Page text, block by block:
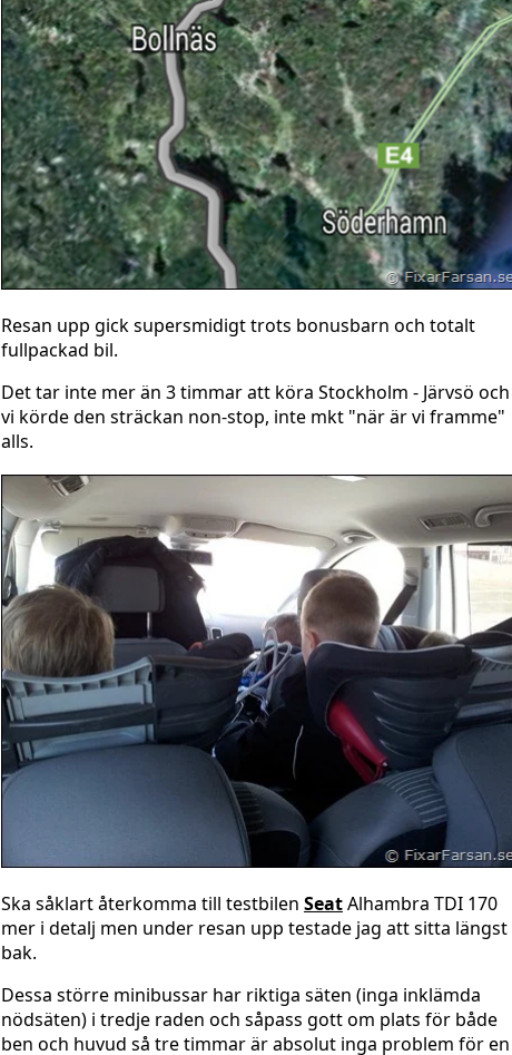
Resan upp gick supersmidigt trots bonusbarn och totalt
fullpackad bil.
Det tar inte mer än 3 timmar att köra Stockholm - Järvsö och
vi körde den sträckan non-stop, inte mkt "när är vi framme"
alls.
Ska såklart återkomma till testbilen SeatAlhambra TDI 170
mer i detalj men under resan upp testade jag att sitta längst
bak.
Dessa större minibussar har riktiga säten (inga inklämda
nödsäten) i tredje raden och såpass gott om plats för både
ben och huvud så tre timmar är absolut inga problem för en